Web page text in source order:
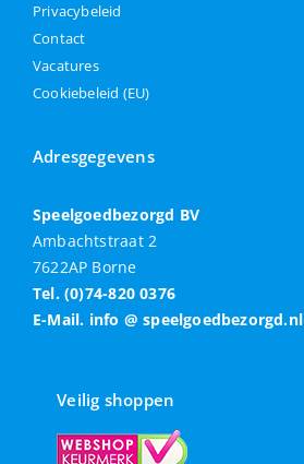
Privacybeleid
Contact
Vacatures
Cookiebeleid (EU)
Adresgegevens
Speelgoedbezorgd BV
Ambachtstraat 2
7622AP Borne
Tel. (0)74-820 0376
E-Mail. info @ speelgoedbezorgd.nl
Veilig shoppen